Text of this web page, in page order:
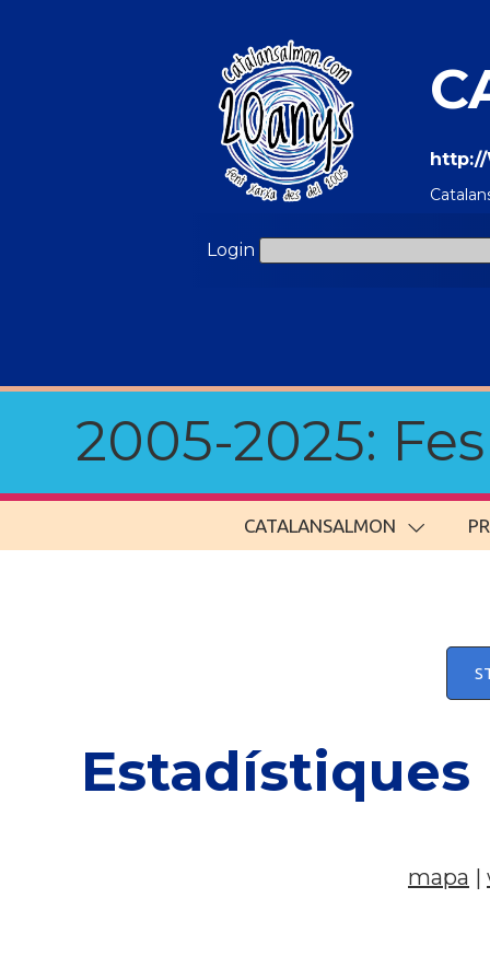
http://
Login
2005-2025:
CATALANSALMON
Estadístiques
mapa |